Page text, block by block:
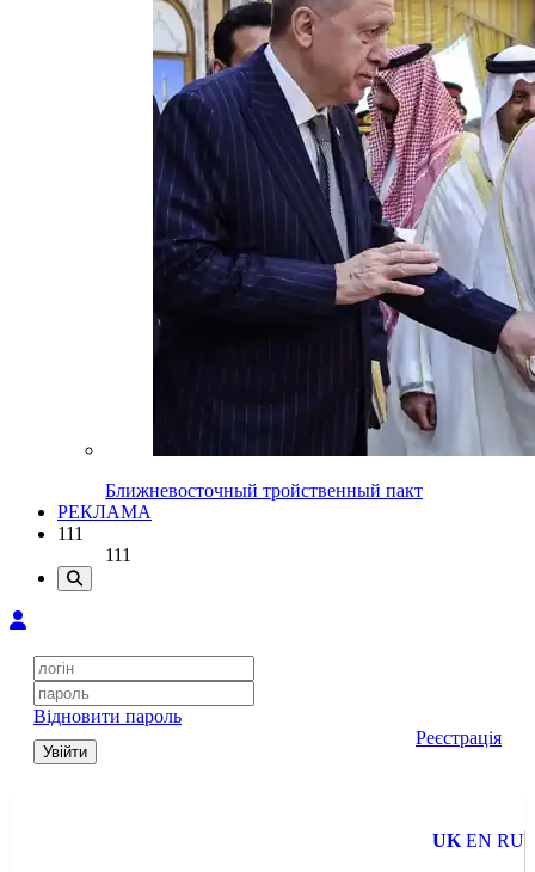
Ближневосточный тройственный пакт
РЕКЛАМА
111
111
Відновити пароль
Увійти
Реєстрація
UK EN RU